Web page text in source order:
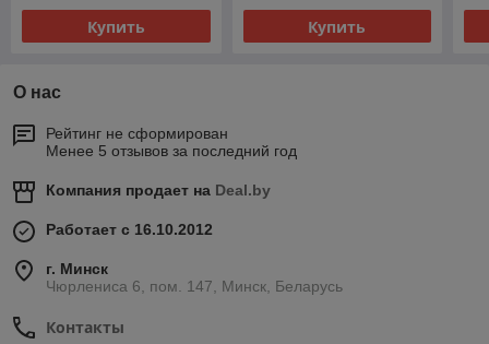
Купить Купить
О нас
Рейтинг не сформирован
Менее 5 отзывов за последний год
Компания продает на Deal.by
Работает с 16.10.2012
г. Минск
Чюрлениса 6, пом. 147, Минск, Беларусь
Контакты